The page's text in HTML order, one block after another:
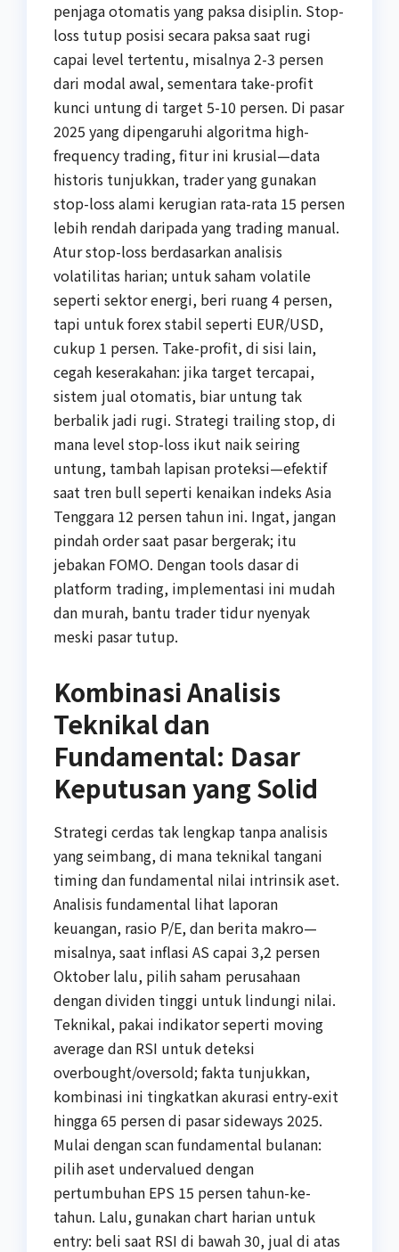
penjaga otomatis yang paksa disiplin. Stop-
loss tutup posisi secara paksa saat rugi
capai level tertentu, misalnya 2-3 persen
dari modal awal, sementara take-profit
kunci untung di target 5-10 persen. Di pasar
2025 yang dipengaruhi algoritma high-
frequency trading, fitur ini krusial—data
historis tunjukkan, trader yang gunakan
stop-loss alami kerugian rata-rata 15 persen
lebih rendah daripada yang trading manual.
Atur stop-loss berdasarkan analisis
volatilitas harian; untuk saham volatile
seperti sektor energi, beri ruang 4 persen,
tapi untuk forex stabil seperti EUR/USD,
cukup 1 persen. Take-profit, di sisi lain,
cegah keserakahan: jika target tercapai,
sistem jual otomatis, biar untung tak
berbalik jadi rugi. Strategi trailing stop, di
mana level stop-loss ikut naik seiring
untung, tambah lapisan proteksi—efektif
saat tren bull seperti kenaikan indeks Asia
Tenggara 12 persen tahun ini. Ingat, jangan
pindah order saat pasar bergerak; itu
jebakan FOMO. Dengan tools dasar di
platform trading, implementasi ini mudah
dan murah, bantu trader tidur nyenyak
meski pasar tutup.
Kombinasi Analisis
Teknikal dan
Fundamental: Dasar
Keputusan yang Solid
Strategi cerdas tak lengkap tanpa analisis
yang seimbang, di mana teknikal tangani
timing dan fundamental nilai intrinsik aset.
Analisis fundamental lihat laporan
keuangan, rasio P/E, dan berita makro—
misalnya, saat inflasi AS capai 3,2 persen
Oktober lalu, pilih saham perusahaan
dengan dividen tinggi untuk lindungi nilai.
Teknikal, pakai indikator seperti moving
average dan RSI untuk deteksi
overbought/oversold; fakta tunjukkan,
kombinasi ini tingkatkan akurasi entry-exit
hingga 65 persen di pasar sideways 2025.
Mulai dengan scan fundamental bulanan:
pilih aset undervalued dengan
pertumbuhan EPS 15 persen tahun-ke-
tahun. Lalu, gunakan chart harian untuk
entry: beli saat RSI di bawah 30, jual di atas